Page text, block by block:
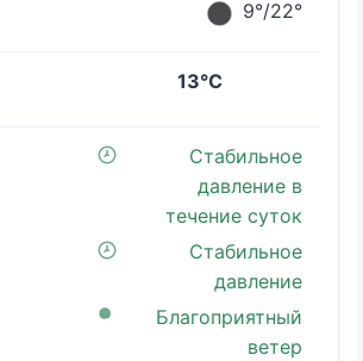
9°/22°
13°C
Стабильное
давление в
течение суток
Стабильное
давление
Благоприятный
ветер